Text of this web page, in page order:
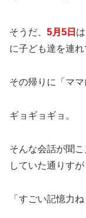
そうだ、 5月5日
に子ども達を連
その帰りに「マ
ギョギョギョ。
そんな会話が聞
していた通りす
「すごい記憶力ね